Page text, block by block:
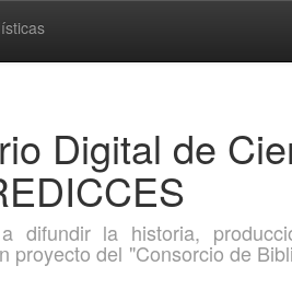
Digital de
difundir la historia,
proyecto del "Consorcio de